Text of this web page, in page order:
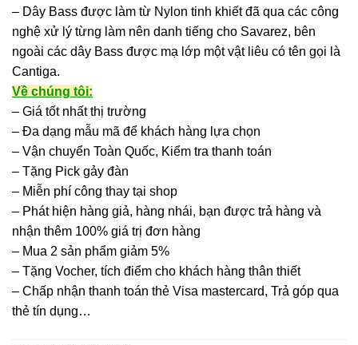
– Dây Bass được làm từ Nylon tinh khiết đã qua các công
nghệ xử lý từng làm nên danh tiếng cho Savarez, bên
ngoài các dây Bass được mạ lớp một vật liêu có tên gọi là
Cantiga.
Về chúng tôi:
– Giá tốt nhất thị trường
– Đa dạng mẫu mã để khách hàng lựa chọn
– Vận chuyển Toàn Quốc, Kiểm tra thanh toán
– Tặng Pick gảy đàn
– Miễn phí công thay tại shop
– Phát hiện hàng giả, hàng nhái, bạn được trả hàng và
nhận thêm 100% giá trị đơn hàng
– Mua 2 sản phẩm giảm 5%
– Tặng Vocher, tích điểm cho khách hàng thân thiết
– Chấp nhận thanh toán thẻ Visa mastercard, Trả góp qua
thẻ tín dụng…